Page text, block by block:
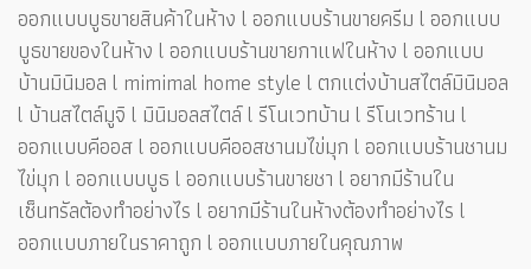
ออกแบบบูธขายสินค้าในห้าง l ออกแบบร้านขายครีม l ออกแบบ
บูธขายของในห้าง l ออกแบบร้านขายกาแฟในห้าง l ออกแบบ
บ้านมินิมอล l mimimal home style l ตกแต่งบ้านสไตล์มินิมอล
l บ้านสไตล์มูจิ l มินิมอลสไตล์ l รีโนเวทบ้าน l รีโนเวทร้าน l
ออกแบบคีออส l ออกแบบคีออสชานมไข่มุก l ออกแบบร้านชานม
ไข่มุก l ออกแบบบูธ l ออกแบบร้านขายชา l อยากมีร้านใน
เซ็นทรัลต้องทำอย่างไร l อยากมีร้านในห้างต้องทำอย่างไร l
ออกแบบภายในราคาถูก l ออกแบบภายในคุณภาพ